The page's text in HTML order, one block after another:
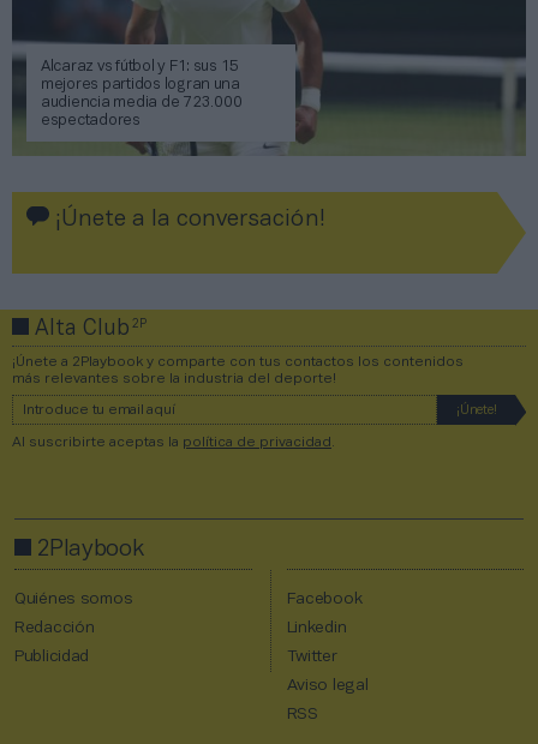
Alcaraz vs fútbol y F1: sus 15
mejores partidos logran una
audiencia media de 723.000
espectadores
¡Únete a la conversación!
Alta Club2P
¡Únete a 2Playbook y comparte con tus contactos los contenidos
más relevantes sobre la industria del deporte!
Al suscribirte aceptas la política de privacidad .
2Playbook
Quiénes somos
Redacción
Publicidad
Facebook
Linkedin
Twitter
Aviso legal
RSS